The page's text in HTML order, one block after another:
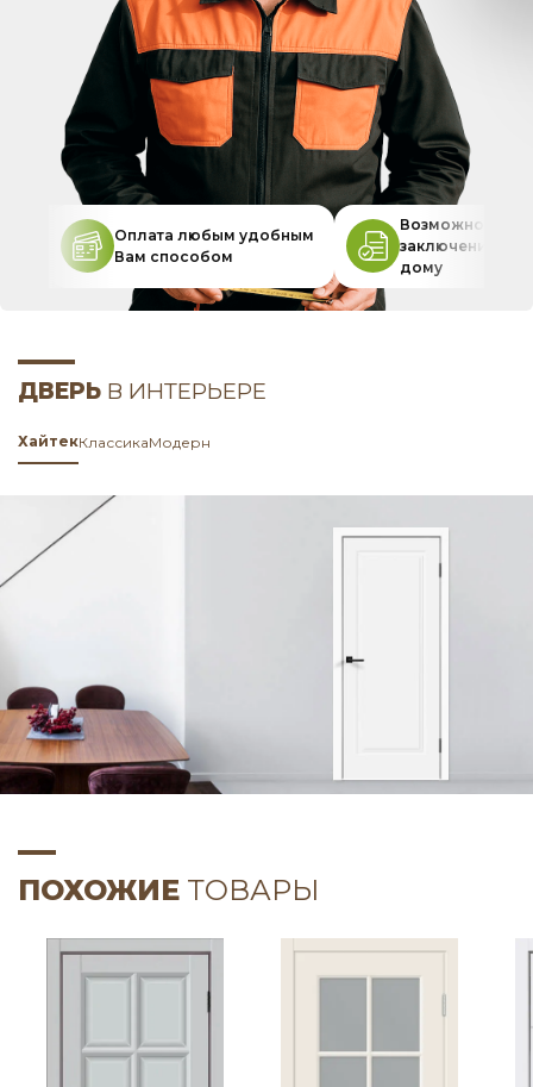
Оплата любым удобным
Вам способом
Возможность
заключения
дому
ДВЕРЬ В ИНТЕРЬЕРЕ
ХайтекКлассикаМодерн
ПОХОЖИЕ ТОВАРЫ